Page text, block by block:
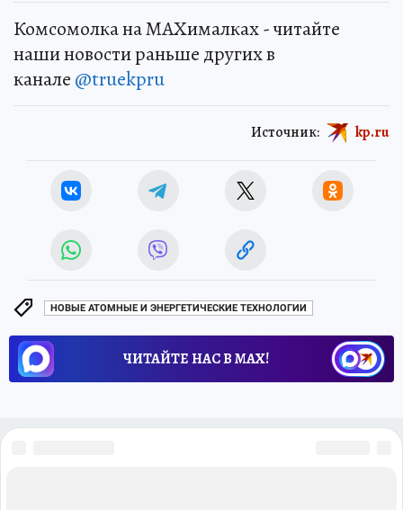
Комсомолка на MAXималках - читайте
наши новости раньше других в
канале @truekpru
Источник: kp.ru
НОВЫЕ АТОМНЫЕ И ЭНЕРГЕТИЧЕСКИЕ ТЕХНОЛОГИИ
ЧИТАЙТЕ НАС В МАХ!